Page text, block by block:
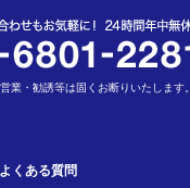
業・勧誘等は固くお断りいたします
よくある質問